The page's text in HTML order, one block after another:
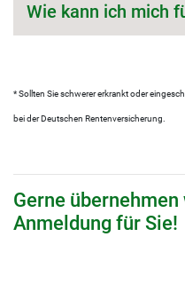
Wie kann ich mich
* Sollten Sie schwerer erkrankt oder
bei der Deutschen Rentenversicherung.
Gerne
Anmeldung für Sie!